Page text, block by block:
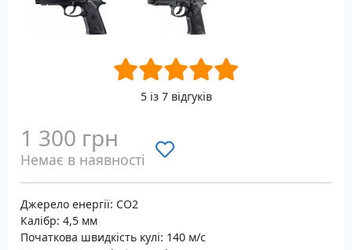
5 із 7 відгуків
1 300 грн
Немає в наявності
Джерело енергії: CO2
Калібр: 4,5 мм
Початкова швидкість кулі: 140 м/с